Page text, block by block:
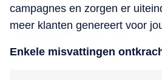
campagnes en zorgen er
meer klanten genereert voor
Enkele misvattingen